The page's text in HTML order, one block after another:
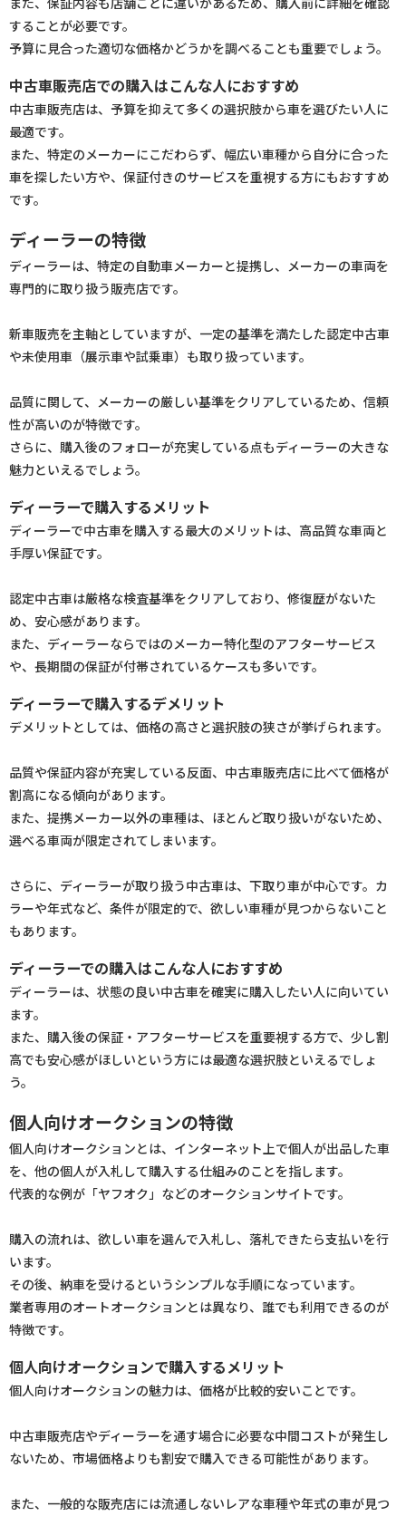
することが必要です。
予算に見合った適切な価格かどうかを調べることも重要でしょう。
中古車販売店での購入はこんな人におすすめ
中古車販売店は、予算を抑えて多くの選択肢から車を選びたい人に
最適です。
また、特定のメーカーにこだわらず、幅広い車種から自分に合った
車を探したい方や、保証付きのサービスを重視する方にもおすすめ
です。
ディーラーの特徴
ディーラーは、特定の自動車メーカーと提携し、メーカーの車両を
専門的に取り扱う販売店です。
新車販売を主軸としていますが、一定の基準を満たした認定中古車
や未使用車（展示車や試乗車）も取り扱っています。
品質に関して、メーカーの厳しい基準をクリアしているため、信頼
性が高いのが特徴です。
さらに、購入後のフォローが充実している点もディーラーの大きな
魅力といえるでしょう。
ディーラーで購入するメリット
ディーラーで中古車を購入する最大のメリットは、高品質な車両と
手厚い保証です。
認定中古車は厳格な検査基準をクリアしており、修復歴がないた
め、安心感があります。
また、ディーラーならではのメーカー特化型のアフターサービス
や、長期間の保証が付帯されているケースも多いです。
ディーラーで購入するデメリット
デメリットとしては、価格の高さと選択肢の狭さが挙げられます。
品質や保証内容が充実している反面、中古車販売店に比べて価格が
割高になる傾向があります。
また、提携メーカー以外の車種は、ほとんど取り扱いがないため、
選べる車両が限定されてしまいます。
さらに、ディーラーが取り扱う中古車は、下取り車が中心です。カ
ラーや年式など、条件が限定的で、欲しい車種が見つからないこと
もあります。
ディーラーでの購入はこんな人におすすめ
ディーラーは、状態の良い中古車を確実に購入したい人に向いてい
ます。
また、購入後の保証・アフターサービスを重要視する方で、少し割
高でも安心感がほしいという方には最適な選択肢といえるでしょ
う。
個人向けオークションの特徴
個人向けオークションとは、インターネット上で個人が出品した車
を、他の個人が入札して購入する仕組みのことを指します。
代表的な例が「ヤフオク」などのオークションサイトです。
購入の流れは、欲しい車を選んで入札し、落札できたら支払いを行
います。
その後、納車を受けるというシンプルな手順になっています。
業者専用のオートオークションとは異なり、誰でも利用できるのが
特徴です。
個人向けオークションで購入するメリット
個人向けオークションの魅力は、価格が比較的安いことです。
中古車販売店やディーラーを通す場合に必要な中間コストが発生し
ないため、市場価格よりも割安で購入できる可能性があります。
また、一般的な販売店には流通しないレアな車種や年式の車が見つ